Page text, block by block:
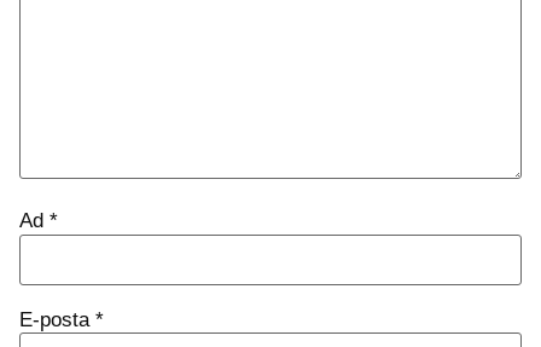
Ad *
E-posta *